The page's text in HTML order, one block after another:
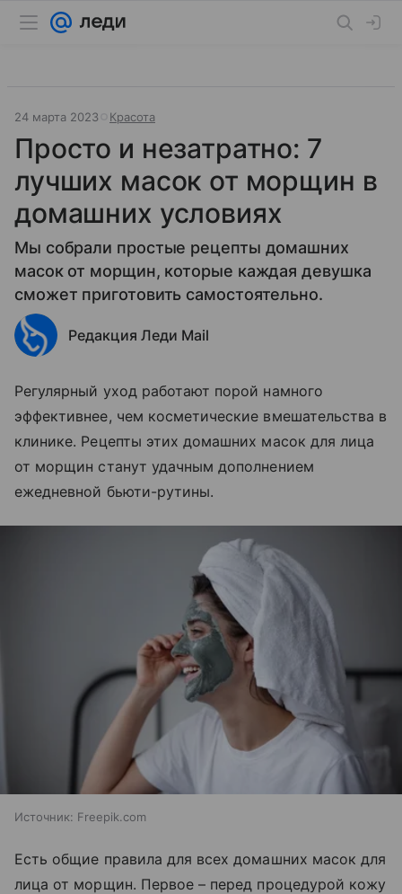
24 марта 2023 Красота
Просто и незатратно: 7
лучших масок от морщин в
домашних условиях
Мы собрали простые рецепты домашних
масок от морщин, которые каждая девушка
сможет приготовить самостоятельно.
Редакция Леди Mail
Регулярный уход работают порой намного
эффективнее, чем косметические вмешательства в
клинике. Рецепты этих домашних масок для лица
от морщин станут удачным дополнением
ежедневной бьюти-рутины.
Источник: Freepik.com
Есть общие правила для всех домашних масок для
лица от морщин. Первое – перед процедурой кожу